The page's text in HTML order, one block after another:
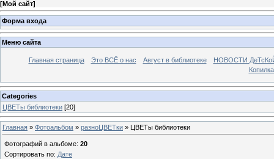
[Мой сайт]
Форма входа
Меню сайта
Главная страница Это ВСЁ о нас Август в библиотеке
НОВОСТИ
Categories
ЦВЕТы библиотеки [20]
Главная » Фотоальбом » разноЦВЕТки » ЦВЕТы библиотеки
Фотографий в альбоме: 20
Сортировать по: Дате